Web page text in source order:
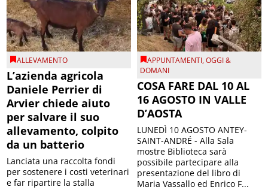
ALLEVAMENTO
L’azienda agricola
Daniele Perrier di
Arvier chiede aiuto
per salvare il suo
allevamento, colpito
da un batterio
Lanciata una raccolta fondi
per sostenere i costi veterinari
e far ripartire la stalla
APPUNTAMENTI,OGGI &
DOMANI
COSA FARE DAL 10 AL
16 AGOSTO IN VALLE
D’AOSTA
LUNEDÌ 10 AGOSTO ANTEY-
SAINT-ANDRÉ - Alla Sala
mostre Biblioteca sarà
possibile partecipare alla
presentazione del libro di
Maria Vassallo ed Enrico F...